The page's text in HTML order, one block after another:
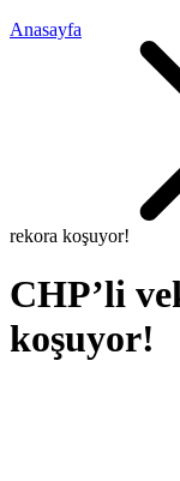
Anasayfa
rekora koşuyor!
CHP’li
koşuyor!